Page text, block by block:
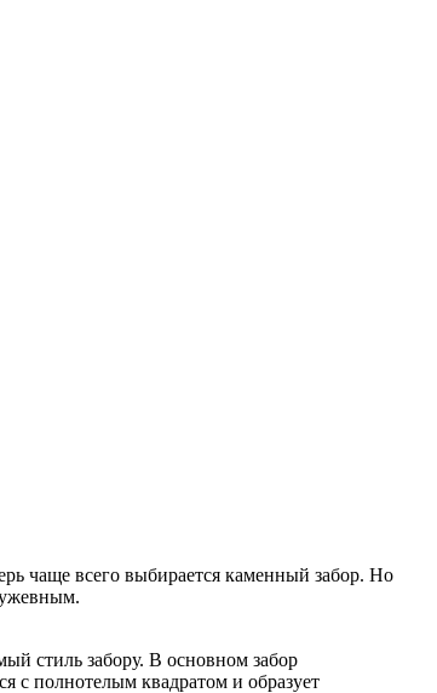
чаще всего выбирается каменный забор. Но
стиль забору. В основном забор
с полнотелым квадратом и образует